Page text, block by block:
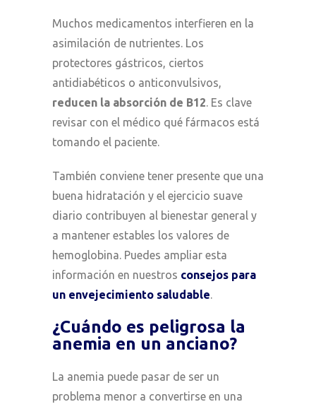
Muchos medicamentos interfieren en la
asimilación de nutrientes. Los
protectores gástricos, ciertos
antidiabéticos o anticonvulsivos,
reducen la absorción de B12. Es clave
revisar con el médico qué fármacos está
tomando el paciente.
También conviene tener presente que una
buena hidratación y el ejercicio suave
diario contribuyen al bienestar general y
a mantener estables los valores de
hemoglobina. Puedes ampliar esta
información en nuestros consejos para
un envejecimiento saludable.
¿Cuándo es peligrosa la
anemia en un anciano?
La anemia puede pasar de ser un
problema menor a convertirse en una